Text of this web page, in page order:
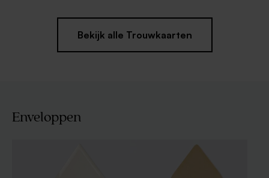
Bekijk alle Trouwkaarten
Enveloppen